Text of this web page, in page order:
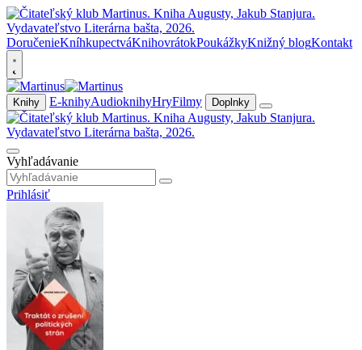
DoručenieKníhkupectváKnihovrátokPoukážkyKnižný blogKontakt
Knihy E-knihyAudioknihyHryFilmy Doplnky
Vyhľadávanie
Prihlásiť